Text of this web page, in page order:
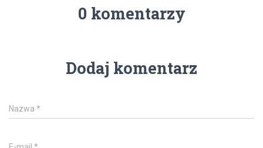
0 komentarzy
Dodaj komentarz
Nazwa *